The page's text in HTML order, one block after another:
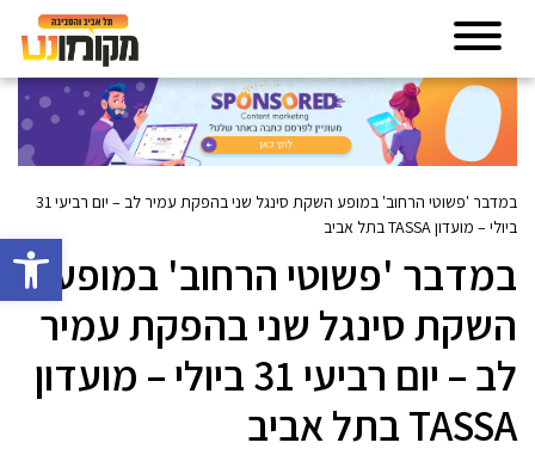
פתח
במדבר 'פשוטי הרחוב' במופע השקת סינגל שני בהפקת עמיר לב – יום רביעי 31
ביולי – מועדון TASSA בתל אביב
במדבר 'פשוטי הרחוב' במופע
השקת סינגל שני בהפקת עמיר
לב – יום רביעי 31 ביולי – מועדון
TASSA בתל אביב